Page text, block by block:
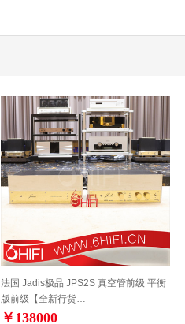
法国 Jadis极品 JPS2S 真空管前级 平衡
版前级【全新行货…
￥138000